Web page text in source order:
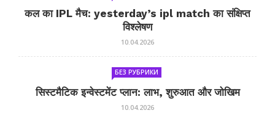
कल का IPL मैच: yesterday’s ipl match का संक्षिप्त
विश्लेषण
10.04.2026
БЕЗ РУБРИКИ
सिस्टमैटिक इन्वेस्टमेंट प्लान: लाभ, शुरुआत और जोखिम
10.04.2026